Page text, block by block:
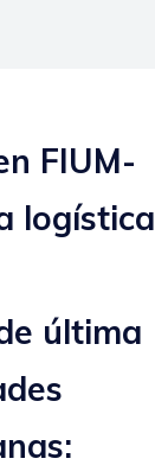
FIUM-
logística
última